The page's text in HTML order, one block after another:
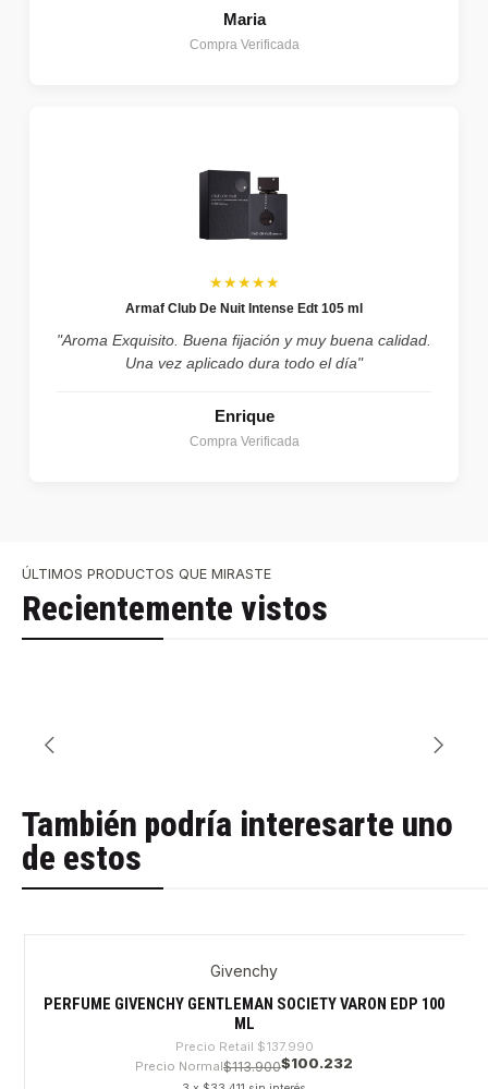
Maria
Compra Verificada
★★★★★
Armaf Club De Nuit Intense Edt 105 ml
"Aroma Exquisito. Buena fijación y muy buena calidad.
Una vez aplicado dura todo el día"
Enrique
Compra Verificada
ÚLTIMOS PRODUCTOS QUE MIRASTE
Recientemente vistos
También podría interesarte uno
de estos
Givenchy
PERFUME GIVENCHY GENTLEMAN SOCIETY VARON EDP 100
ML
Precio Retail $137.990
Precio Normal$113.900$100.232